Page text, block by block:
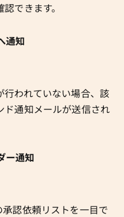
できます。
われていない場合、該
ド通知メールが送信され
認依頼リストを一目で